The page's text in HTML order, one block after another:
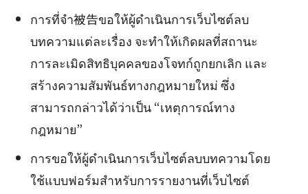
การที่จำ被告ขอให้ผู้ดำเนินการเว็บไซต์ลบ
บทความแต่ละเรื่อง จะทำให้เกิดผลที่สถานะ
การละเมิดสิทธิบุคคลของโจทก์ถูกยกเลิก และ
สร้างความสัมพันธ์ทางกฎหมายใหม่ ซึ่ง
สามารถกล่าวได้ว่าเป็น “เหตุการณ์ทาง
กฎหมาย”
การขอให้ผู้ดำเนินการเว็บไซต์ลบบทความโดย
ใช้แบบฟอร์มสำหรับการรายงานที่เว็บไซต์